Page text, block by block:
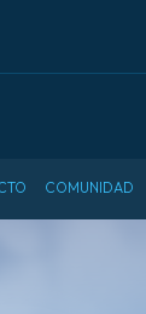
COMUNIDAD